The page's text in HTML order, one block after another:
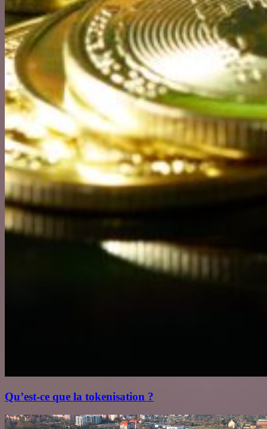
Qu’est‑ce que la tokenisation ?